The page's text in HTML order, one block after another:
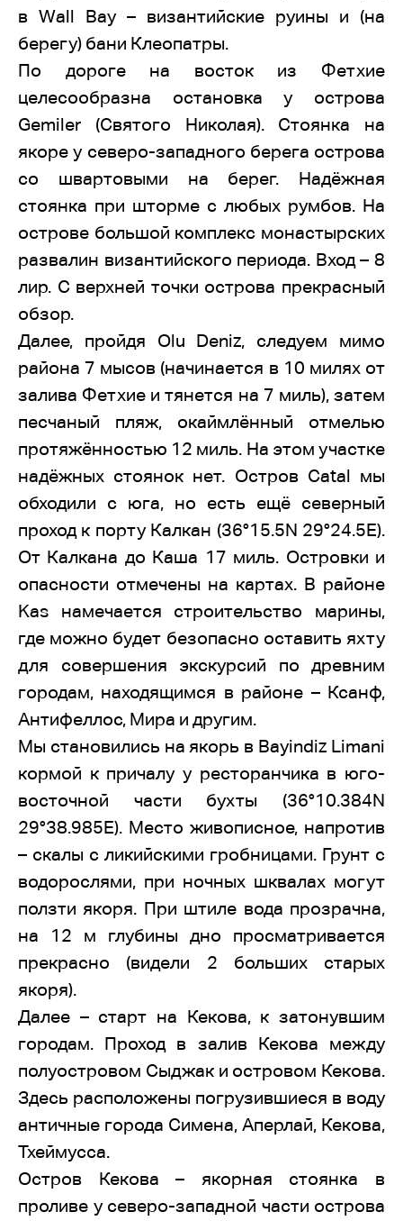
в Wall Bay – византийские руины и (на
берегу) бани Клеопатры.
По дороге на восток из Фетхие
целесообразна остановка у острова
Gemiler (Святого Николая). Стоянка на
якоре у северо-западного берега острова
со швартовыми на берег. Надёжная
стоянка при шторме с любых румбов. На
острове большой комплекс монастырских
развалин византийского периода. Вход – 8
лир. С верхней точки острова прекрасный
обзор.
Далее, пройдя Olu Deniz, следуем мимо
района 7 мысов (начинается в 10 милях от
залива Фетхие и тянется на 7 миль), затем
песчаный пляж, окаймлённый отмелью
протяжённостью 12 миль. На этом участке
надёжных стоянок нет. Остров Саtal мы
обходили с юга, но есть ещё северный
проход к порту Калкан (36°15.5N 29°24.5E).
От Калкана до Каша 17 миль. Островки и
опасности отмечены на картах. В районе
Kas намечается строительство марины,
где можно будет безопасно оставить яхту
для совершения экскурсий по древним
городам, находящимся в районе – Ксанф,
Антифеллос, Мира и другим.
Мы становились на якорь в Bayindiz Limani
кормой к причалу у ресторанчика в юго-
восточной части бухты (36°10.384N
29°38.985E). Место живописное, напротив
– скалы с ликийскими гробницами. Грунт с
водорослями, при ночных шквалах могут
ползти якоря. При штиле вода прозрачна,
на 12 м глубины дно просматривается
прекрасно (видели 2 больших старых
якоря).
Далее – старт на Кекова, к затонувшим
городам. Проход в залив Кекова между
полуостровом Сыджак и островом Кекова.
Здесь расположены погрузившиеся в воду
античные города Симена, Аперлай, Кекова,
Тхеймусса.
Остров Кекова – якорная стоянка в
проливе у северо-западной части острова